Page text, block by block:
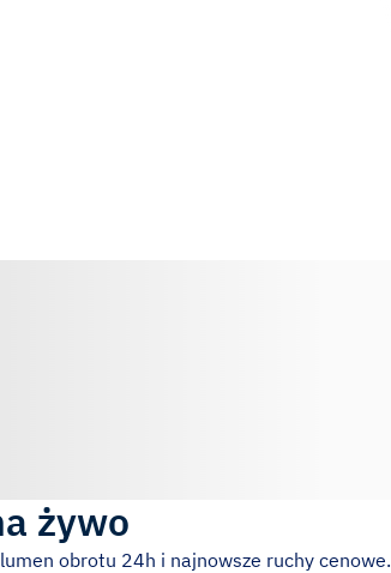
żywo
obrotu 24h i najnowsze ruchy cenowe.